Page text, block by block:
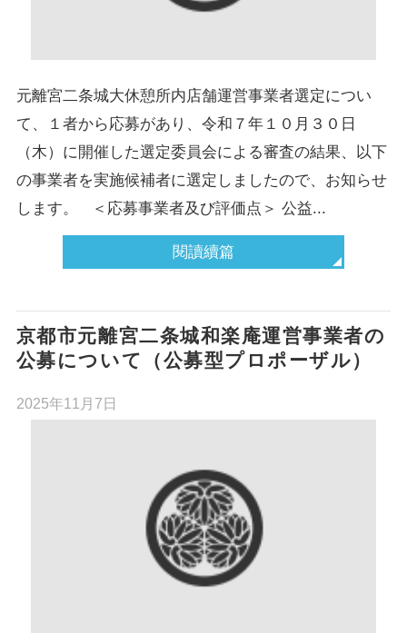
元離宮二条城大休憩所内店舗運営事業者選定につい
て、１者から応募があり、令和７年１０月３０日
（木）に開催した選定委員会による審査の結果、以下
の事業者を実施候補者に選定しましたので、お知らせ
します。 ＜応募事業者及び評価点＞ 公益...
閱讀續篇
京都市元離宮二条城和楽庵運営事業者の
公募について（公募型プロポーザル）
2025年11月7日